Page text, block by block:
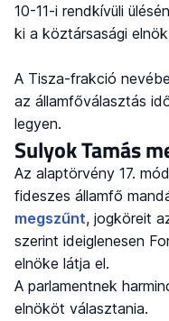
10-11-i rendkívüli
ki a köztársasági
A Tisza-frakció
az államfőválasztás
legyen.
Sulyok Tamás
Az alaptörvény 17.
fideszes államfő
megszűnt, jogköreit
szerint ideiglenesen
elnöke látja el.
A parlamentnek
elnököt választania.